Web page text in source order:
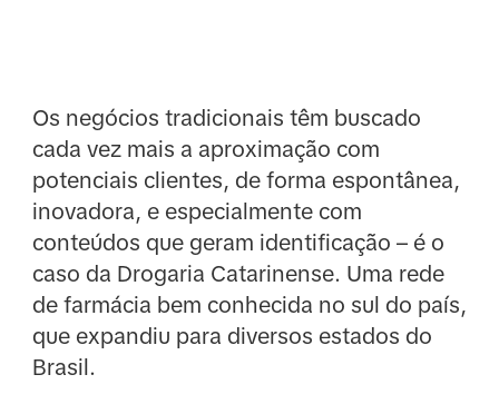
Os negócios tradicionais têm buscado
cada vez mais a aproximação com
potenciais clientes, de forma espontânea,
inovadora, e especialmente com
conteúdos que geram identificação – é o
caso da Drogaria Catarinense. Uma rede
de farmácia bem conhecida no sul do país,
que expandiu para diversos estados do
Brasil.